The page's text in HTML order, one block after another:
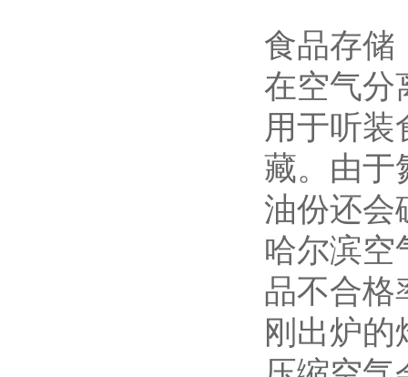
食品存储
在空气分
用于听装
藏。由于
油份还会
哈尔滨空
品不合格
刚出炉